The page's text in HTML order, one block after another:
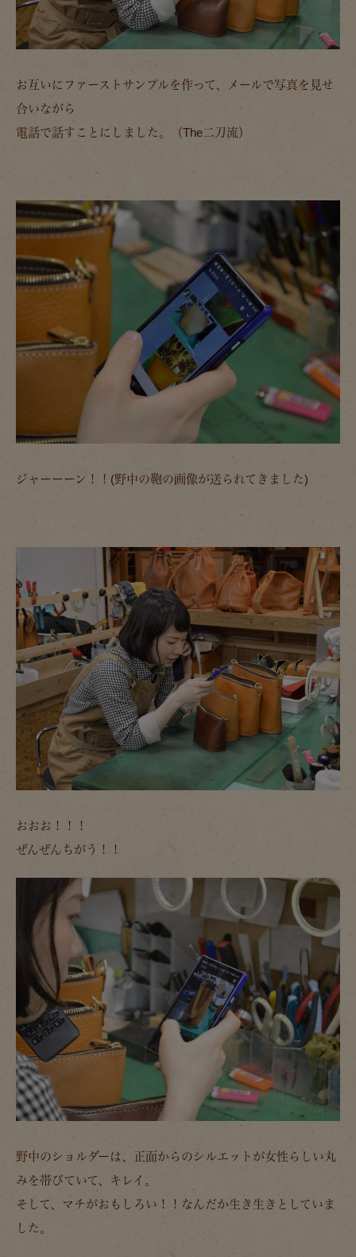
お互いにファーストサンプルを作って、メールで写真を見せ
合いながら
電話で話すことにしました。（The二刀流）
ジャーーーン！！(野中の鞄の画像が送られてきました)
おおお！！！
ぜんぜんちがう！！
野中のショルダーは、正面からのシルエットが女性らしい丸
みを帯びていて、キレイ。
そして、マチがおもしろい！！なんだか生き生きとしていま
した。